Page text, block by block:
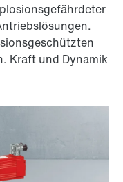
Kraft und Dynamik